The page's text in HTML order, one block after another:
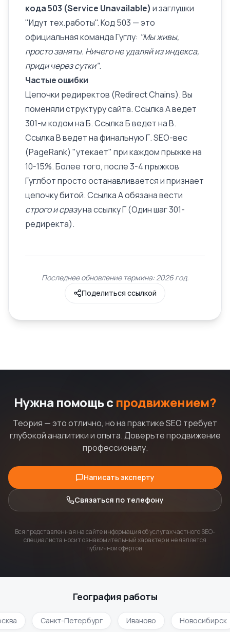
кода 503 (Service Unavailable) и заглушки
"Идут тех.работы". Код 503 — это
официальная команда Гуглу: "Мы живы,
просто заняты. Ничего не удаляй из индекса,
приди через сутки".
Частые ошибки
Цепочки редиректов (Redirect Chains). Вы
поменяли структуру сайта. Ссылка A ведет
301-м кодом на Б. Ссылка Б ведет на В.
Ссылка В ведет на финальную Г. SEO-вес
(PageRank) "утекает" при каждом прыжке на
10-15%. Более того, после 3-4 прыжков
Гуглбот просто останавливается и признает
цепочку битой. Ссылка A обязана вести
строго и сразуна ссылку Г (Один шаг 301-
редиректа).
Последнее обновление термина: 2026 год.
Поделиться ссылкой
Нужна помощь с продвижением?
Теория — это отлично, но на практике SEO требует
глубокой аналитики и опыта. Доверьте продвижение
профессионалу.
Написать эксперту
Связаться по телефону
Вся представленная на сайте информация об услугах частного SEO-
специалиста носит ознакомительный характер и не является
публичной офертой.
География работы
Санкт-Петербург Иваново Новосибирск